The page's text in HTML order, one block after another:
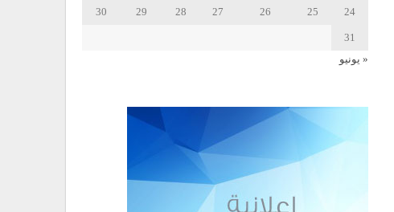
24
25
26
27
28
29
30
31
« يونيو